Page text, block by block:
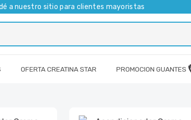
a nuestro sitio para clientes mayoristas
OFERTA CREATINA STAR PROMOCION GUANTES